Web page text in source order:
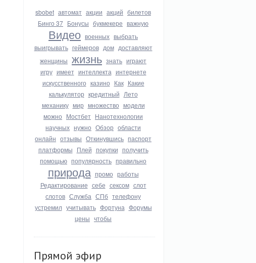
sbobet автомат акции акций билетов
Бинго 37 Бонусы букмекере важную
Видео военных выбрать
выигрывать геймеров дом доставляют
женщины жизнь знать играют
игру имеет интеллекта интернете
искусственного казино Как Какие
калькулятор кредитный Лето
механику мир множество модели
можно Мостбет Нанотехнологии
научных нужно Обзор области
онлайн отзывы Откинувшись паспорт
платформы Плей покупки получить
помощью популярность правильно
природа промо работы
Редактирование себе сексом слот
слотов Служба СПб телефону
устремил учитывать Фортуна Форумы
цены чтобы
Прямой эфир